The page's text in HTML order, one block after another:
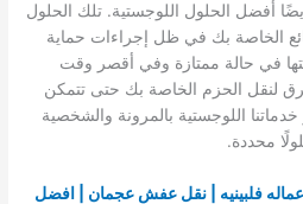
أفضل الحلول اللوجستية. تلك الحلول
الخاصة بك في ظل إجراءات حماية
في حالة ممتازة وفي أقصر وقت
لنقل الحزم الخاصة بك حتى تتمكن
اللوجستية بالمرونة والشخصية
محددة.
فلبينيه | نقل عفش عجمان | افضل